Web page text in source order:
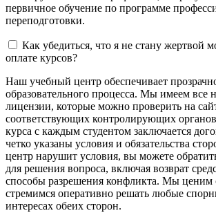
первичное обучение по программе
переподготовки.
Как убедиться, что я не стану жертвой
оплате курсов?
Наш учебный центр обеспечивает
образовательного процесса. Мы имеем все
лицензии, которые можно проверить на
соответствующих контролирующих
курса с каждым студентом заключается
четко указаны условия и обязательства
центр нарушит условия, вы можете
для решения вопроса, включая возврат
способы разрешения конфликта. Мы
стремимся оперативно решать любые
интересах обеих сторон.